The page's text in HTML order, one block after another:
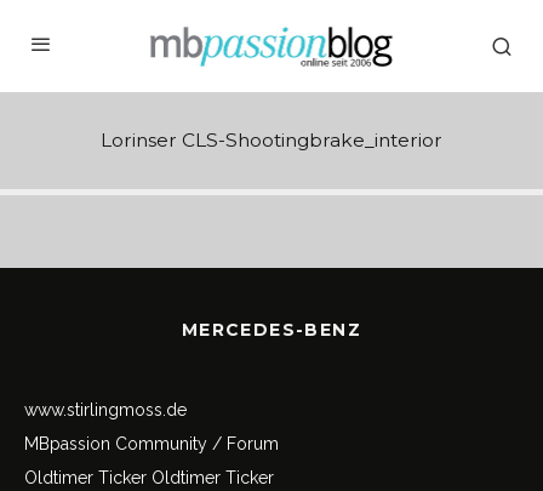
Lorinser CLS-Shootingbrake_interior
MERCEDES-BENZ
www.stirlingmoss.de
MBpassion Community / Forum
Oldtimer Ticker Oldtimer Ticker